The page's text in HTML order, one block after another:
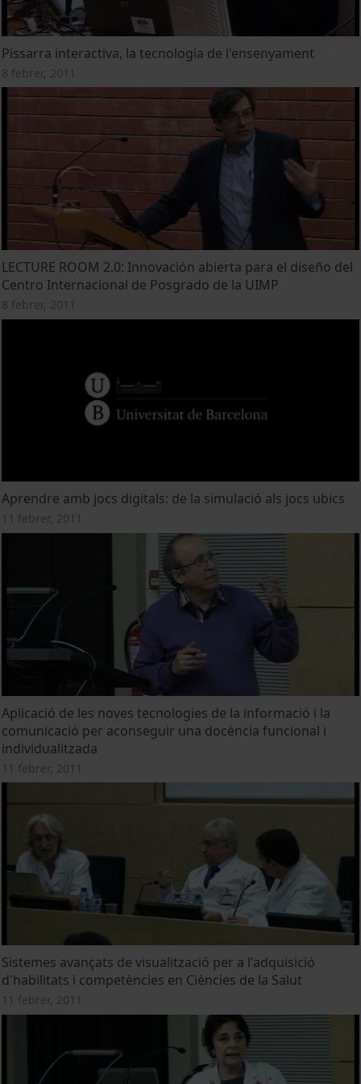
Pissarra interactiva, la tecnologia de l'ensenyament
8 febrer, 2011
LECTURE ROOM 2.0: Innovación abierta para el diseño del
Centro Internacional de Posgrado de la UIMP
8 febrer, 2011
Aprendre amb jocs digitals: de la simulació als jocs ubics
11 febrer, 2011
Aplicació de les noves tecnologies de la informació i la
comunicació per aconseguir una docència funcional i
individualitzada
11 febrer, 2011
Sistemes avançats de visualització per a l'adquisició
d'habilitats i competències en Ciències de la Salut
11 febrer, 2011